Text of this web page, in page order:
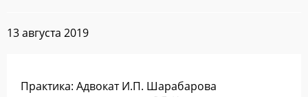
13 августа 2019
Практика: Адвокат И.П. Шарабарова